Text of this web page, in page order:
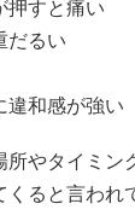
押すと痛い
だるい
違和感が強い
所やタイミン
ると言われ